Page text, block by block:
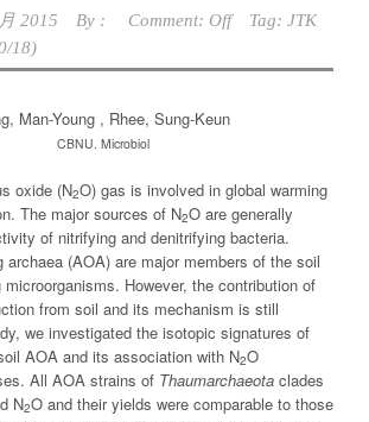
2015 By : Comment: Off Tag: JTK
18)
Man-Young , Rhee, Sung-Keun
CBNU. Microbiol
oxide (N2O) gas is involved in global warming
The major sources of N2O are generally
of nitrifying and denitrifying bacteria.
archaea (AOA) are major members of the soil
However, the contribution of
from soil and its mechanism is still
we investigated the isotopic signatures of
AOA and its association with N2O
All AOA strains of Thaumarchaeota clades
N2O and their yields were comparable to those